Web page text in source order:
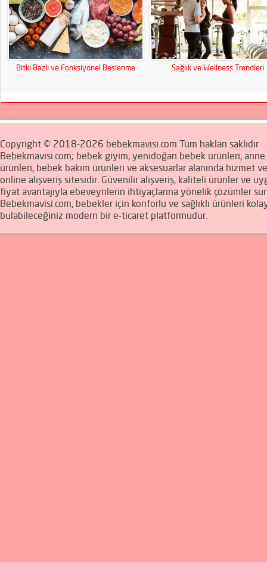
Bitki Bazlı ve Fonksiyonel Beslenme Sağlık ve Wellness Trendleri
Copyright © 2018-2026 bebekmavisi.com Tüm hakları saklıdır
Bebekmavisi.com; bebek giyim, yenidoğan bebek ürünleri,
ürünleri, bebek bakım ürünleri ve aksesuarlar alanında hizmet
online alışveriş sitesidir. Güvenilir alışveriş, kaliteli ürünler ve
fiyat avantajıyla ebeveynlerin ihtiyaçlarına yönelik çözümler
Bebekmavisi.com, bebekler için konforlu ve sağlıklı ürünleri
bulabileceğiniz modern bir e-ticaret platformudur.